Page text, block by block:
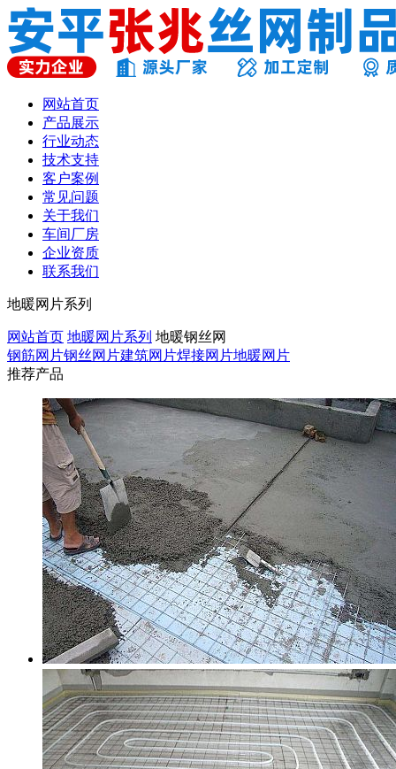
网站首页
产品展示
行业动态
技术支持
客户案例
常见问题
关于我们
车间厂房
企业资质
联系我们
地暖网片系列
网站首页 地暖网片系列 地暖钢丝网
钢筋网片钢丝网片建筑网片焊接网片地暖网片
推荐产品